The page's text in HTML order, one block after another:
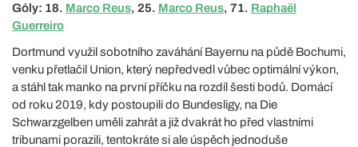
Góly: 18. Marco Reus, 25. Marco Reus, 71. Raphaël
Guerreiro
Dortmund využil sobotního zaváhání Bayernu na půdě Bochumi,
venku přetlačil Union, který nepředvedl vůbec optimální výkon,
a stáhl tak manko na první příčku na rozdíl šesti bodů. Domácí
od roku 2019, kdy postoupili do Bundesligy, na Die
Schwarzgelben uměli zahrát a již dvakrát ho před vlastními
tribunami porazili, tentokráte si ale úspěch jednoduše